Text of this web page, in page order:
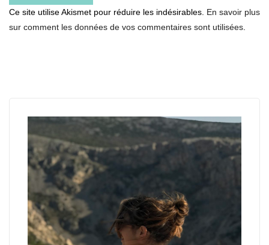
Ce site utilise Akismet pour réduire les indésirables. En savoir plus
sur comment les données de vos commentaires sont utilisées